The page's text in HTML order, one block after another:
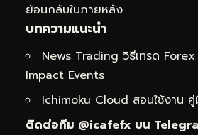
ย้อนกลับในภายหลัง
บทความแนะนำ
News Trading วิธีเทรด
Impact Events
Ichimoku Cloud สอนใช้งาน
ติดต่อทีม @icafefx บน